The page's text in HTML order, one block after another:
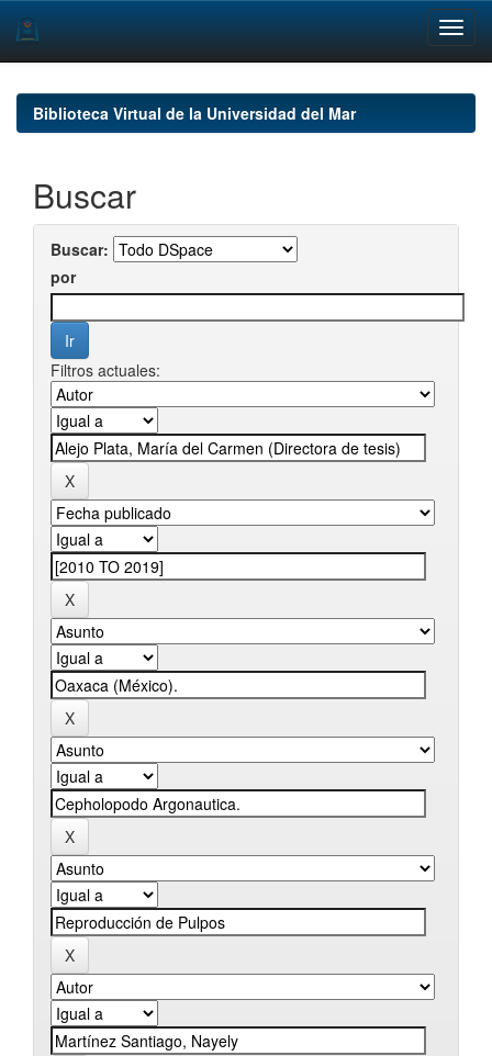
navigationBiblioteca Virtual de la Universidad del Mar
Buscar
Buscar:
por
Filtros actuales: